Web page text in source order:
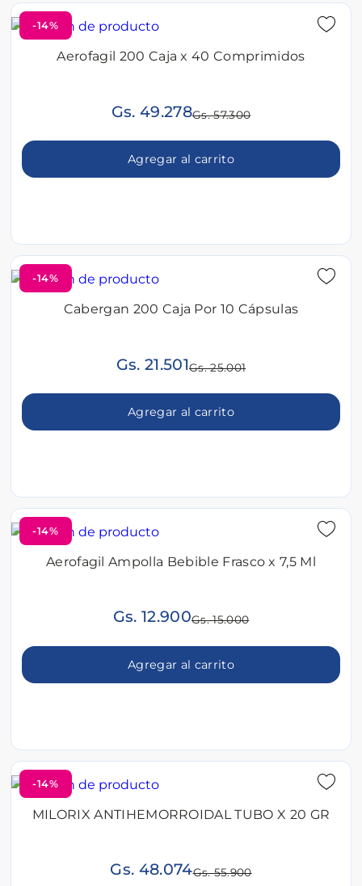
-14%
Aerofagil 200 Caja x 40 Comprimidos
Gs. 49.278Gs. 57.300
Agregar al carrito
-14%
Cabergan 200 Caja Por 10 Cápsulas
Gs. 21.501Gs. 25.001
Agregar al carrito
-14%
Aerofagil Ampolla Bebible Frasco x 7,5 Ml
Gs. 12.900Gs. 15.000
Agregar al carrito
-14%
MILORIX ANTIHEMORROIDAL TUBO X 20 GR
Gs. 48.074Gs. 55.900